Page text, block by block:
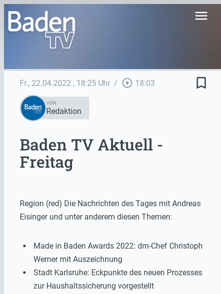
menu
Fr., 22.04.2022 , 18:25 Uhr / play_circle_outline 18:03 bookmark_border
VON
Redaktion
Baden TV Aktuell -
Freitag
Region (red) Die Nachrichten des Tages mit Andreas
Eisinger und unter anderem diesen Themen:
Made in Baden Awards 2022: dm-Chef Christoph
Werner mit Auszeichnung
Stadt Karlsruhe: Eckpunkte des neuen Prozesses
zur Haushaltssicherung vorgestellt